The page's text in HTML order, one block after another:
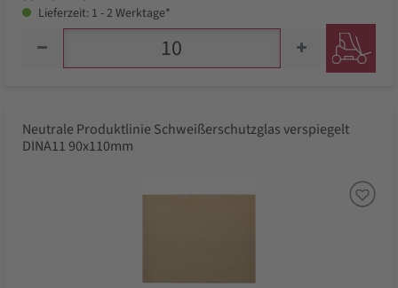
Lieferzeit: 1 - 2 Werktage*
Neutrale Produktlinie Schweißerschutzglas verspiegelt
DINA11 90x110mm